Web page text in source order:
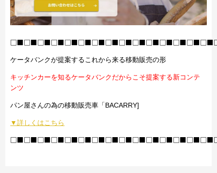
ケータバンクが提案するこれから来る移動販売の形
キッチンカーを知るケータバンクだからこそ提案する新コンテ
ンツ
パン屋さんの為の移動販売車「BACARRY]
▼詳しくはこちら